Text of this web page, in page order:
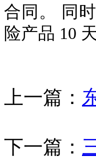
合同。 同
险产品 10
上一篇：
下一篇：